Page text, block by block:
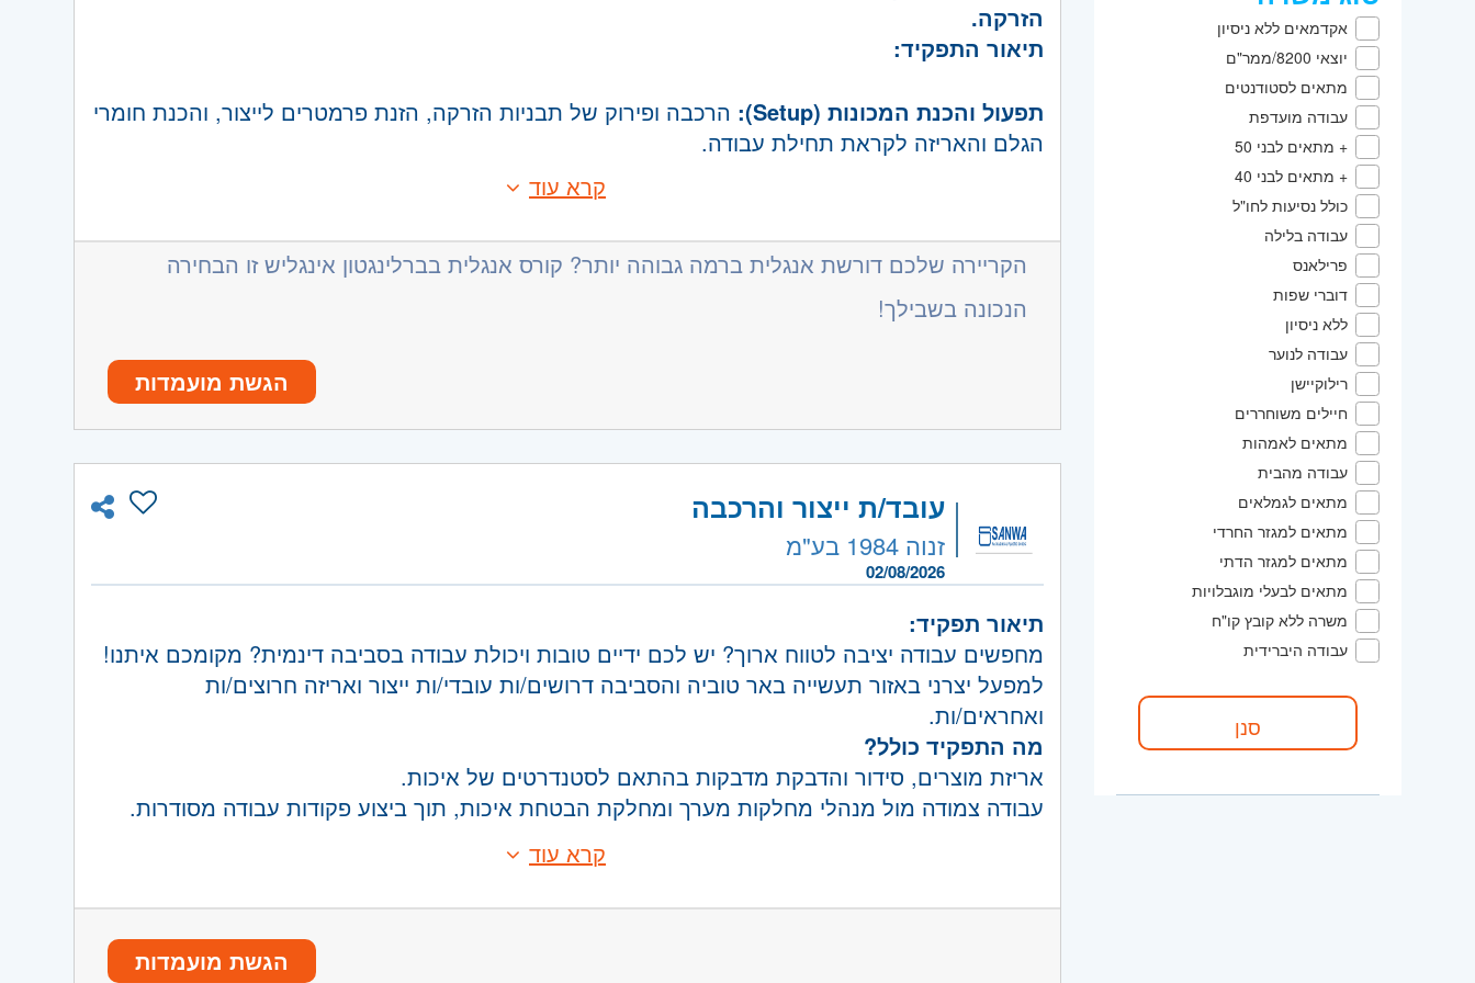
אקדמאים ללא ניסיון
יוצאי 8200/ממר"ם
מתאים לסטודנטים
עבודה מועדפת
+ מתאים לבני 50
+ מתאים לבני 40
כולל נסיעות לחו"ל
עבודה בלילה
פרילאנס
דוברי שפות
ללא ניסיון
עבודה לנוער
רילוקיישן
חיילים משוחררים
מתאים לאמהות
עבודה מהבית
מתאים לגמלאים
מתאים למגזר החרדי
מתאים למגזר הדתי
מתאים לבעלי מוגבלויות
משרה ללא קובץ קו"ח
עבודה היברידית
הזרקה.
תיאור התפקיד:
תפעול והכנת המכונות (Setup):
הרכבה ופירוק של תבניות הזרקה, הזנת פרמטרים לייצור, והכנת חומרי
הגלם והאריזה לקראת תחילת עבודה.
הבטחת איכות ובטיחות:
עבודה והקפדה על נהלי איכות ותקנים מחמירים (ISO9001:2015 ו-BRCGS),
כולל ווידוא תקינות המכונות והתבניות וביצוע ניקיונות נדרשים.
תדרוך עובדי הייצור על אופן העבודה, ניהול שיבוץ משימות (במשמרות לילה), ודיווח
שוטף למנהל הייצור והאיכות על חריגות, פחת או עיכובים.
מערך הסעות מוסדר מהערים: קרית מלאכי, אשקלון, אשדוד וראשון לציון.
ניסיון מקצועי וניהולי:
2-3 שנות ניסיון לפחות בתפעול מכונות הזרקה וכן ניסיון בניהול והדרכת צוות
עובדים ברצפת הייצור.
יכולות טכניות:הבנה מעמיקה של תהליכי ייצור והזרקה. מיומנות גבוהה באיתור ופתרון תקלות בזמן
יכולת קריאה, הבנה ויישום של ספרות טכנית. ניסיון בעבודה עם מערכות ERP
וכלי תפ"י – יתרון.
שפות:עברית – שליטה מלאה, אנגלית בסיסית/טכנית – חובה. ידע בשפה הרוסית – יתרון.
נכונות לעבודה מאומצת ולשעות נוספות בהתאם לצורכי המפעל.קוד משרה:JD-16
אזור: מרכז - חולון ובת-ים
- אשדוד, קרית גת, באר שבע, אשקלון, קרית מלאכי
קרא עוד
הקריירה שלכם דורשת אנגלית ברמה גבוהה יותר? קורס אנגלית בברלינגטון אינגליש זו הבחירה
הנכונה בשבילך!
הגשת מועמדות
עובד/ת ייצור והרכבה
זנוה 1984 בע"מ
02/08/2026
תיאור תפקיד:
מחפשים עבודה יציבה לטווח ארוך? יש לכם ידיים טובות ויכולת עבודה בסביבה דינמית? מקומכם איתנו!
למפעל יצרני באזור תעשייה באר טוביה והסביבה דרושים/ות עובדי/ות ייצור ואריזה חרוצים/ות
ואחראים/ות.
מה התפקיד כולל?
אריזת מוצרים, סידור והדבקת מדבקות בהתאם לסטנדרטים של איכות.
עבודה צמודה מול מנהלי מחלקות מערך ומחלקת הבטחת איכות, תוך ביצוע פקודות עבודה מסודרות.
*לא חייב ניסיון קודם בתעשייה . ניסיון - יתרון
קרא עוד
הגשת מועמדות